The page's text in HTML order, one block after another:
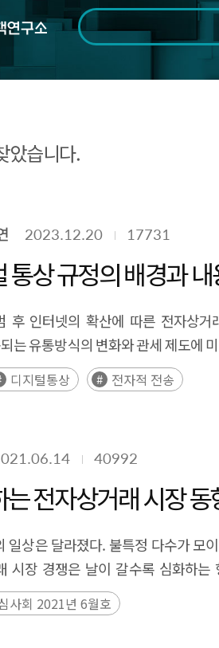
기간 전체 1일 1주 1
았습니다.
2023.12.20 17731
통상 규정의 배경과
후 인터넷의 확산에 따른 전자상
는 유통방식의 변화와 관세 제도에
디지털통상 전자적 전송
40992
전자상거래 시장 동
일상은 달라졌다. 불특정 다수가
시장 경쟁은 날이 갈수록 심화하
시장 내 점유율은 네이버쇼핑 17%,
기존과는 다른 변화의 바람이 불고
사회 2021년 6월호